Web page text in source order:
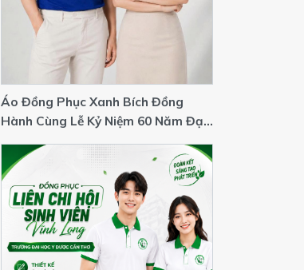
Áo Đồng Phục Xanh Bích Đồng
Hành Cùng Lễ Kỷ Niệm 60 Năm Đại